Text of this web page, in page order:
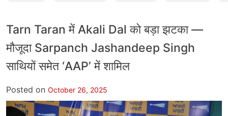
Tarn Taran में Akali Dal को बड़ा झटका —
मौजूदा Sarpanch Jashandeep Singh
साथियों समेत ‘AAP’ में शामिल
Posted on October 26, 2025